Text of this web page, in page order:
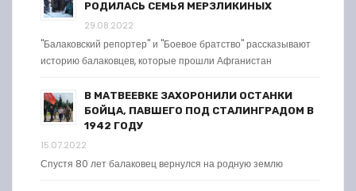
РОДИЛАСЬ СЕМЬЯ МЕРЗЛИКИНЫХ
29.08.2022
"Балаковский репортер" и "Боевое братство" рассказывают
историю балаковцев, которые прошли Афганистан
В МАТВЕЕВКЕ ЗАХОРОНИЛИ ОСТАНКИ
БОЙЦА, ПАВШЕГО ПОД СТАЛИНГРАДОМ В
1942 ГОДУ
15.07.2022
Спустя 80 лет балаковец вернулся на родную землю